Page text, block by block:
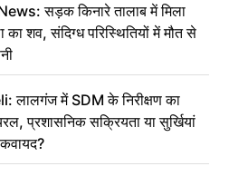
सड़क किनारे तालाब में मिला
का शव, संदिग्ध परिस्थितियों में मौत से
लालगंज में SDM के निरीक्षण का
प्रशासनिक सक्रियता या सुर्खियां